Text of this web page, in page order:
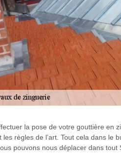
la pose de votre gouttière en
règles de l’art. Tout cela dans le
pouvons nous déplacer dans